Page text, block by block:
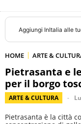
Aggiungi InItalia alle
HOME ARTE &
Pietrasanta e
per il borgo
ARTE & CULTURA
Pietrasanta è la città